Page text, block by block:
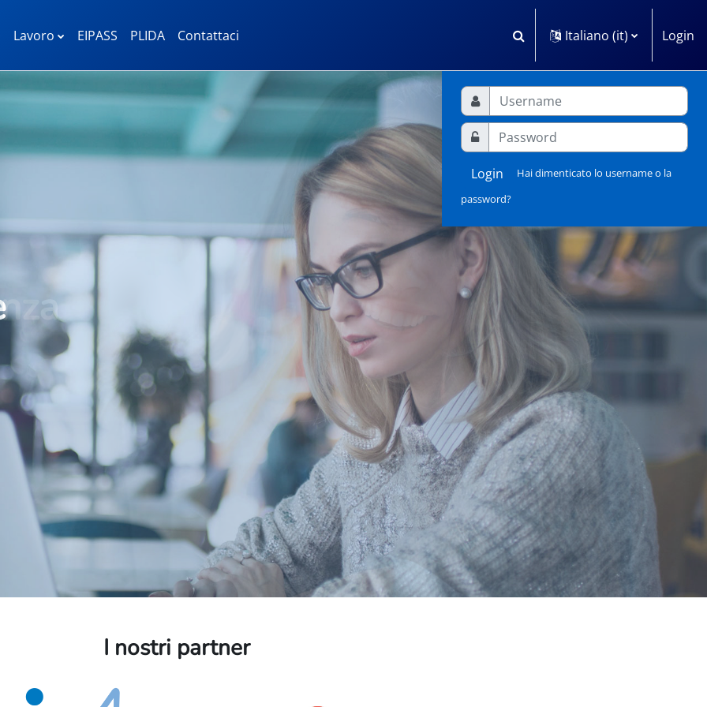
Lavoro EIPASS PLIDA Contattaci Attiva/disattiva input di ricerca
Italiano ‎(it)‎ Login
Username
Username
Login
Hai dimenticato lo username o la
password?
I nostri partner